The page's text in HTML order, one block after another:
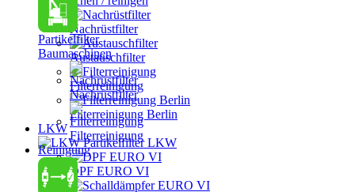
Partikelfilter
Baumaschinen
Nachrüstfilter
Filterreinigung
Reinigung
Nachrüstfilter
Austauschfilter
Filterreinigung
Filterreinigung Berlin
LKW
Partikelfilter LKW
DPF EURO VI